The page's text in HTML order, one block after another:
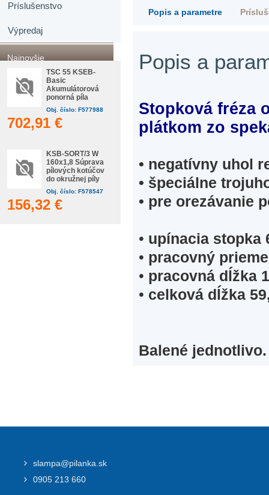
Príslušenstvo
Výpredaj
Najnovšie
TSC 55 KSEB-
Basic
Akumulátorová
ponorná píla
Obj. číslo: F577988
702,91 €
KSB-SORT/3 W
160x1,8 Súprava
pílových kotúčov
do okružnej píly
Obj. číslo: F578547
156,32 €
Popis a parametre
Popis a
Stopková fréza
plátkom zo
• negatívny uhol
• špeciálne
• pre orezávanie
• upínacia stopka
• pracovný
• pracovná dĺžka
• celková dĺžka
Balené jednotlivo.
slampa@pilanka.sk
0905 213 660